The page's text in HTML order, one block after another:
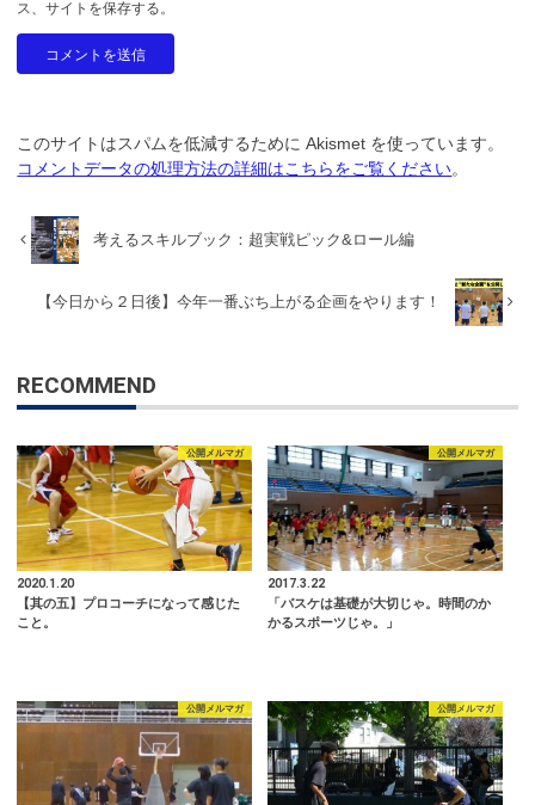
ス、サイトを保存する。
このサイトはスパムを低減するために Akismet を使っています。
コメントデータの処理方法の詳細はこちらをご覧ください。
考えるスキルブック：超実戦ピック&ロール編
【今日から２日後】今年一番ぶち上がる企画をやります！
RECOMMEND
公開メルマガ
2020.1.20
【其の五】プロコーチになって感じた
こと。
公開メルマガ
2017.3.22
「バスケは基礎が大切じゃ。時間のか
かるスポーツじゃ。」
公開メルマガ 公開メルマガ